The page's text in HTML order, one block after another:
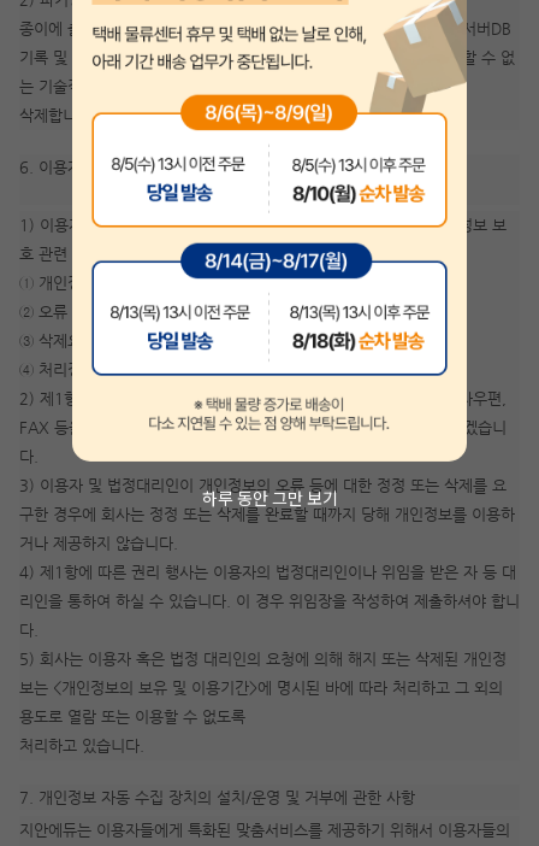
하루 동안 그만 보기
종이에 출력된 개인정보는 분쇄기로 분쇄하거나 소각을 통하여 파기 서버DB
기록 및 전자기기에 사용되는 형태로 저장된 개인정보는 기록을 재생할 수 없
는 기술적 방법을 사용하여
삭제합니다.
6. 이용자 및 법정대리인의 권리와 그 행사방법
1) 이용자 및 법정대리인은 회사에 대해 언제든지 다음 각 호의 개인정보 보
호 관련 권리를 행사할 수 있습니다.
① 개인정보 열람요구
② 오류 등이 있을 경우 정정 요구
③ 삭제요구
④ 처리정지 요구
2) 제1항에 따른 권리 행사는 지안에듀 고객센터를 통한서면이나 전자우편,
FAX 등을 통하여 하실 수 있으며, 회사는 이에 대해 지체없이 조치하겠습니
다.
3) 이용자 및 법정대리인이 개인정보의 오류 등에 대한 정정 또는 삭제를 요
구한 경우에 회사는 정정 또는 삭제를 완료할 때까지 당해 개인정보를 이용하
거나 제공하지 않습니다.
4) 제1항에 따른 권리 행사는 이용자의 법정대리인이나 위임을 받은 자 등 대
리인을 통하여 하실 수 있습니다. 이 경우 위임장을 작성하여 제출하셔야 합니
다.
5) 회사는 이용자 혹은 법정 대리인의 요청에 의해 해지 또는 삭제된 개인정
보는 <개인정보의 보유 및 이용기간>에 명시된 바에 따라 처리하고 그 외의
용도로 열람 또는 이용할 수 없도록
처리하고 있습니다.
7. 개인정보 자동 수집 장치의 설치/운영 및 거부에 관한 사항
지안에듀는 이용자들에게 특화된 맞춤서비스를 제공하기 위해서 이용자들의